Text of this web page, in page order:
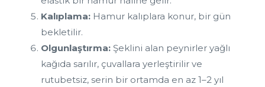
Kalıplama: Hamur kalıplara konur, bir gün
bekletilir.
Olgunlaştırma: Şeklini alan peynirler yağlı
kağıda sarılır, çuvallara yerleştirilir ve
rutubetsiz, serin bir ortamda en az 1–2 yıl